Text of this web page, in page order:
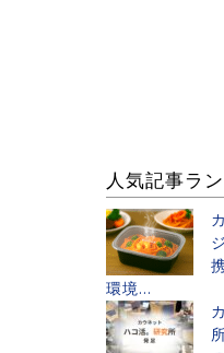
人気記事ラ
環境...